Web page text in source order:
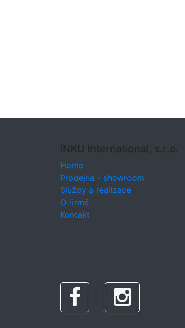
INKU International, s.r.o.
Home
Prodejna - showroom
Služby a realizace
O firmě
Kontakt